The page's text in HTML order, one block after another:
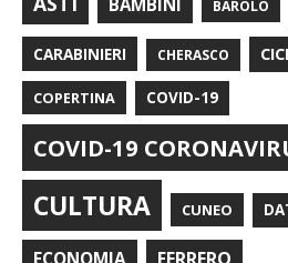
BAROLO
CARABINIERI CHERASCO
COPERTINA COVID-19
COVID-19
CULTURA CUNEO
ECONOMIA